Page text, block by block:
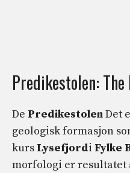
Predikestolen:
De PredikestolenDet
geologisk formasjon
kurs Lysefjordi Fylke
morfologi er resultatet